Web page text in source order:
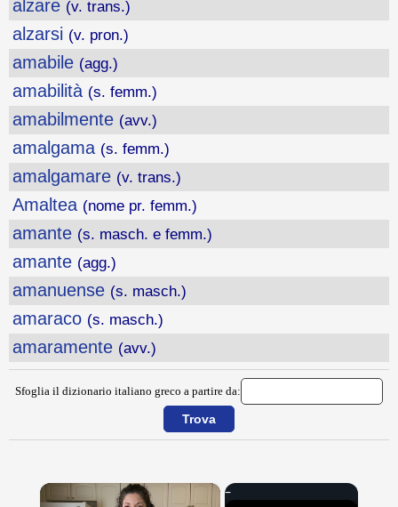
alzare (v. trans.)
alzarsi (v. pron.)
amabile (agg.)
amabilità (s. femm.)
amabilmente (avv.)
amalgama (s. femm.)
amalgamare (v. trans.)
Amaltea (nome pr. femm.)
amante (s. masch. e femm.)
amante (agg.)
amanuense (s. masch.)
amaraco (s. masch.)
amaramente (avv.)
Sfoglia il dizionario italiano greco a partire da:
×